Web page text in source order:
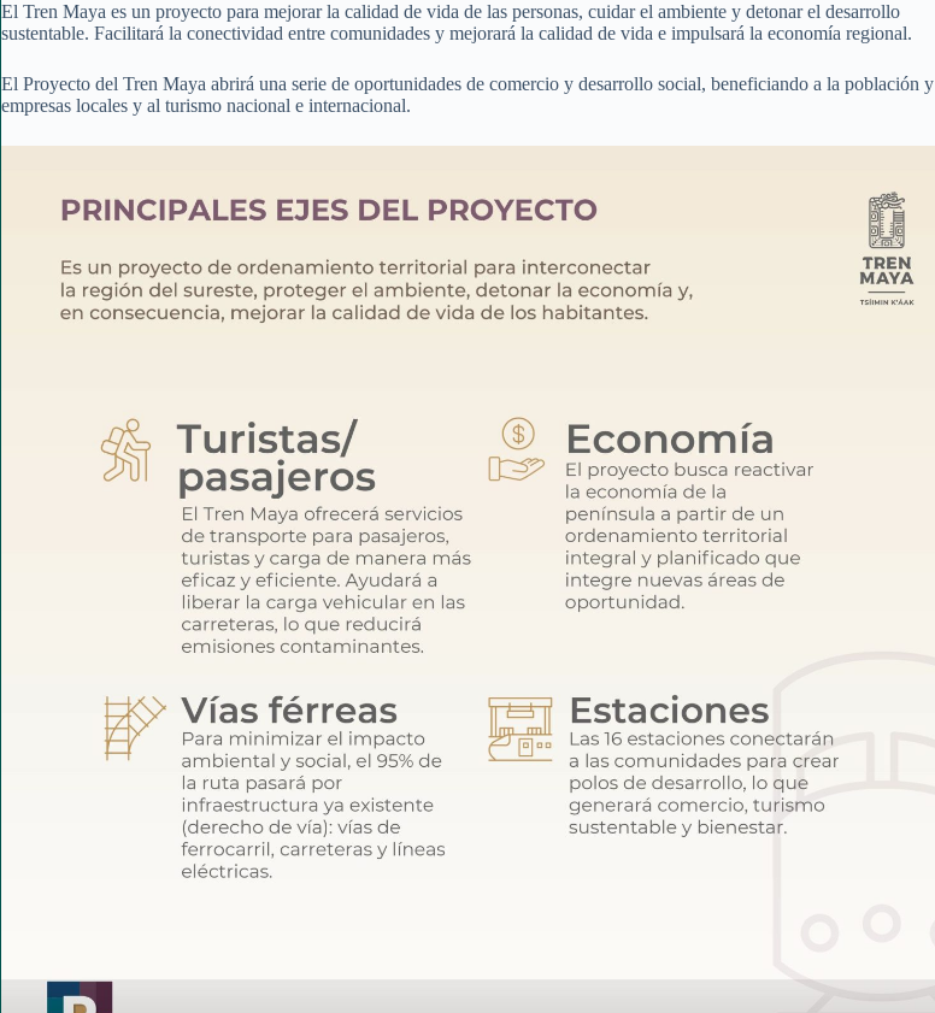
El Tren Maya es un proyecto para mejorar la calidad de vida de las personas, cuidar el ambiente y detonar el desarrollo
sustentable. Facilitará la conectividad entre comunidades y mejorará la calidad de vida e impulsará la economía regional.
El Proyecto del Tren Maya abrirá una serie de oportunidades de comercio y desarrollo social, beneficiando a la población y
empresas locales y al turismo nacional e internacional.